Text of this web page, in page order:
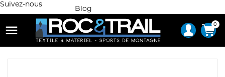
Suivez-nous
Blog
 0